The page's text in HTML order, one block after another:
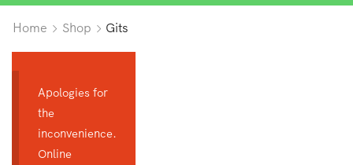
Home Shop Gits
Apologies for
the
inconvenience.
Online